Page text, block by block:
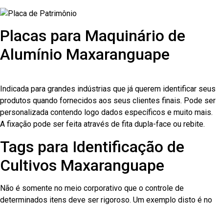
Placas para Maquinário de
Alumínio Maxaranguape
Indicada para grandes indústrias que já querem identificar seus
produtos quando fornecidos aos seus clientes finais. Pode ser
personalizada contendo logo dados específicos e muito mais.
A fixação pode ser feita através de fita dupla-face ou rebite.
Tags para Identificação de
Cultivos Maxaranguape
Não é somente no meio corporativo que o controle de
determinados itens deve ser rigoroso. Um exemplo disto é no